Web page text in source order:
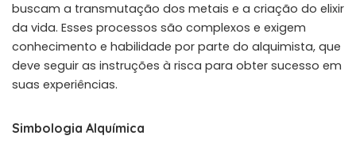
buscam a transmutação dos metais e a criação do elixir
da vida. Esses processos são complexos e exigem
conhecimento e habilidade por parte do alquimista, que
deve seguir as instruções à risca para obter sucesso em
suas experiências.
Simbologia Alquímica